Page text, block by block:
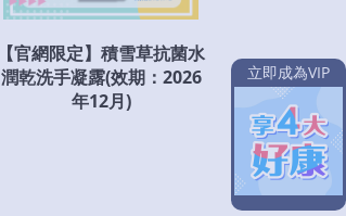
【官網限定】積雪草抗菌水
潤乾洗手凝露(效期：2026
年12月)
立即成為VIP